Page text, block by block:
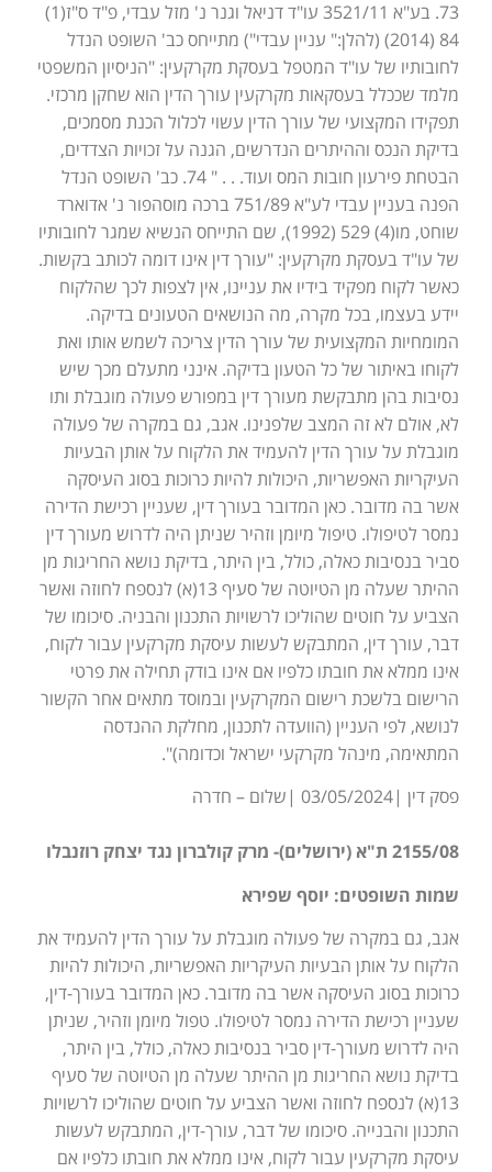
73. בע"א 3521/11 עו"ד דניאל וגנר נ' מזל עבדי, פ"ד ס"ז(1)
84 (2014) (להלן:" עניין עבדי") מתייחס כב' השופט הנדל
לחובותיו של עו"ד המטפל בעסקת מקרקעין: "הניסיון המשפטי
מלמד שככלל בעסקאות מקרקעין עורך הדין הוא שחקן מרכזי.
תפקידו המקצועי של עורך הדין עשוי לכלול הכנת מסמכים,
בדיקת הנכס וההיתרים הנדרשים, הגנה על זכויות הצדדים,
הבטחת פירעון חובות המס ועוד. . . " 74. כב' השופט הנדל
הפנה בעניין עבדי לע"א 751/89 ברכה מוסהפור נ' אדוארד
שוחט, מו(4) 529 (1992), שם התייחס הנשיא שמגר לחובותיו
של עו"ד בעסקת מקרקעין: "עורך דין אינו דומה לכותב בקשות.
כאשר לקוח מפקיד בידיו את עניינו, אין לצפות לכך שהלקוח
יידע בעצמו, בכל מקרה, מה הנושאים הטעונים בדיקה.
המומחיות המקצועית של עורך הדין צריכה לשמש אותו ואת
לקוחו באיתור של כל הטעון בדיקה. אינני מתעלם מכך שיש
נסיבות בהן מתבקשת מעורך דין במפורש פעולה מוגבלת ותו
לא, אולם לא זה המצב שלפנינו. אגב, גם במקרה של פעולה
מוגבלת על עורך הדין להעמיד את הלקוח על אותן הבעיות
העיקריות האפשריות, היכולות להיות כרוכות בסוג העיסקה
אשר בה מדובר. כאן המדובר בעורך דין, שעניין רכישת הדירה
נמסר לטיפולו. טיפול מיומן וזהיר שניתן היה לדרוש מעורך דין
סביר בנסיבות כאלה, כולל, בין היתר, בדיקת נושא החריגות מן
ההיתר שעלה מן הטיוטה של סעיף 13(א) לנספח לחוזה ואשר
הצביע על חוטים שהוליכו לרשויות התכנון והבניה. סיכומו של
דבר, עורך דין, המתבקש לעשות עיסקת מקרקעין עבור לקוח,
אינו ממלא את חובתו כלפיו אם אינו בודק תחילה את פרטי
הרישום בלשכת רישום המקרקעין ובמוסד מתאים אחר הקשור
לנושא, לפי העניין (הוועדה לתכנון, מחלקת ההנדסה
המתאימה, מינהל מקרקעי ישראל וכדומה)".
פסק דין |03/05/2024 |שלום – חדרה
2155/08 ת"א (ירושלים)- מרק קולברון נגד יצחק רוזנבלו
שמות השופטים: יוסף שפירא
אגב, גם במקרה של פעולה מוגבלת על עורך הדין להעמיד את
הלקוח על אותן הבעיות העיקריות האפשריות, היכולות להיות
כרוכות בסוג העיסקה אשר בה מדובר. כאן המדובר בעורך-דין,
שעניין רכישת הדירה נמסר לטיפולו. טפול מיומן וזהיר, שניתן
היה לדרוש מעורך-דין סביר בנסיבות כאלה, כולל, בין היתר,
בדיקת נושא החריגות מן ההיתר שעלה מן הטיוטה של סעיף
13(א) לנספח לחוזה ואשר הצביע על חוטים שהוליכו לרשויות
התכנון והבנייה. סיכומו של דבר, עורך-דין, המתבקש לעשות
עיסקת מקרקעין עבור לקוח, אינו ממלא את חובתו כלפיו אם